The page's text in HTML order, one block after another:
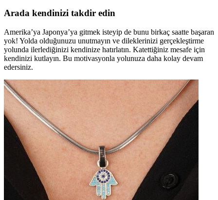
Arada kendinizi takdir edin
Amerika’ya Japonya’ya gitmek isteyip de bunu birkaç saatte başaran
yok! Yolda olduğunuzu unutmayın ve dileklerinizi gerçekleştirme
yolunda ilerlediğinizi kendinize hatırlatın. Katettiğiniz mesafe için
kendinizi kutlayın. Bu motivasyonla yolunuza daha kolay devam
edersiniz.